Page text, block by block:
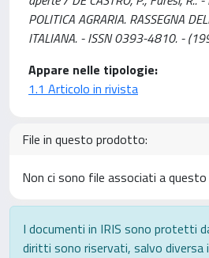
POLITICA AGRARIA. RASSEGNA
ITALIANA. - ISSN 0393-4810. -
Appare nelle tipologie:
1.1 Articolo in rivista
File in questo prodotto:
Non ci sono file associati a
I documenti in IRIS sono protetti
diritti sono riservati, salvo diversa